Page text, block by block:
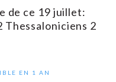
de ce 19 juillet:
Thessaloniciens 2
EN 1 AN